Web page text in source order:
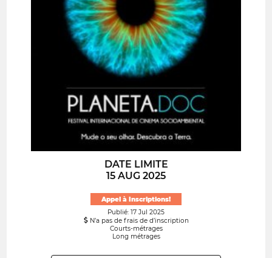
DATE LIMITE
15 AUG 2025
Appel à Inscriptions!
Publié: 17 Jul 2025
N’a pas de frais de d’inscription
Courts-métrages
Long métrages